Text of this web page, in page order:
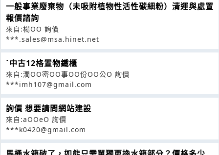
一般事業廢棄物（未吸附植物性活性碳細粉）清運與處置
報價諮詢
來自:楊OO 詢價
***.sales@msa.hinet.net
ˋ中古12格置物鐵櫃
來自:潤OO密OO事OO份OO公O 詢價
***imh107@gmail.com
詢價 想要請問網站建設
來自:aOOeO 詢價
***k0420@gmail.com